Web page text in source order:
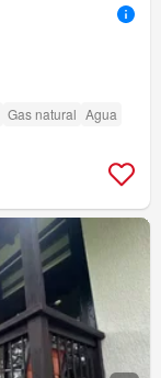
Gas natural Agua